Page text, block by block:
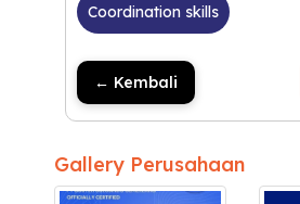
Coordination skills
← Kembali
Gallery Perusahaan